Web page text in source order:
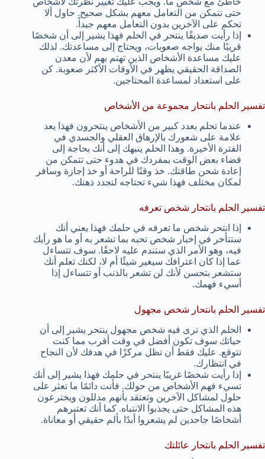
حتى تتمكن من التعامل معهم بشكل صحيح. حاول ألا
تحكم على الآخرين بدون التعامل معهم جيداً.
إذا رأيت صديقًا ينتحر في الحلم فهذا يشير إلى أن شخصًا
قريبًا منك يواجه صعوبات، ويحتاج إلى مساعدتك. لذلك
عليك مساعدة الأشخاص الذين تهتم بهم لأن معدن
الصداقة الحقيقي يظهر في الأوقات الأكثر صعوبة. كن
على استعداد لمساعدة المحتاجين.
تفسير الحلم بانتحار مجموعة من الأشخاص
عندما تحلم بعدد كبير من الأشخاص ينتحرون فهذا يعد
علامة على شعورك بالإرهاق العقلي والجسدي في
الفترة الأخيرة. وهذا الحلم ينبهك إلى أنك بحاجة إلى
قضاء بعض الوقت بمفردك في هدوء حتى تتمكن من
إعادة شحن طاقتك. خذ وقتًا للراحة أو خذ إجازة وسافر
لمكان مختلف فهذا شيء تحتاجه لتجدد ذهنك.
تفسير الحلم بانتحار شخص تعرفه
إذا انتحر شخص ما تعرفه في حلمك فهذا يعني أنك
ستتأخر في إخبار شخص تحبه بما تشعر به أو ما هو رأيك
فيه، وهو الأمر الذي ستندم عليه لاحقًا. سوف تتساءل
عما إذا كان اعترافك سيغير شيئًا أم لا، لكنك تعلم أنك
ستشعر بتحسن لأنك لن تشعر بالذنب أو تتساءل إذا
أسيء فهمك.
تفسير الحلم بانتحار شخص مجهول
الحلم الذي ترى فيه شخص مجهول ينتحر يشير إلى أن
حياتك سوف تكون أفضل في وقت أقرب مما كنت
تتوقع. عليك فقط أن تظل مركزًا في هدفك لأن النجاح
في انتظارك.
إذا رأيت شخصًا غريبًا ينتحر في حلمك فهذا يشير إلى أنك
تسيء فهم الأشخاص من حولك. فأنت دائمًا ما تعثر على
حلول لمشاكل الآخرين وتعتقد بأنهم مدللون ويخترعون
هذه المشاكل حتى يجذبوا الانتباه. كما أنك تعتبرهم
أشخاصًا جاحدين لم يشعروا أبدًا بألم حقيقي أو معاناة.
تفسير الحلم بانتحار عائلتك